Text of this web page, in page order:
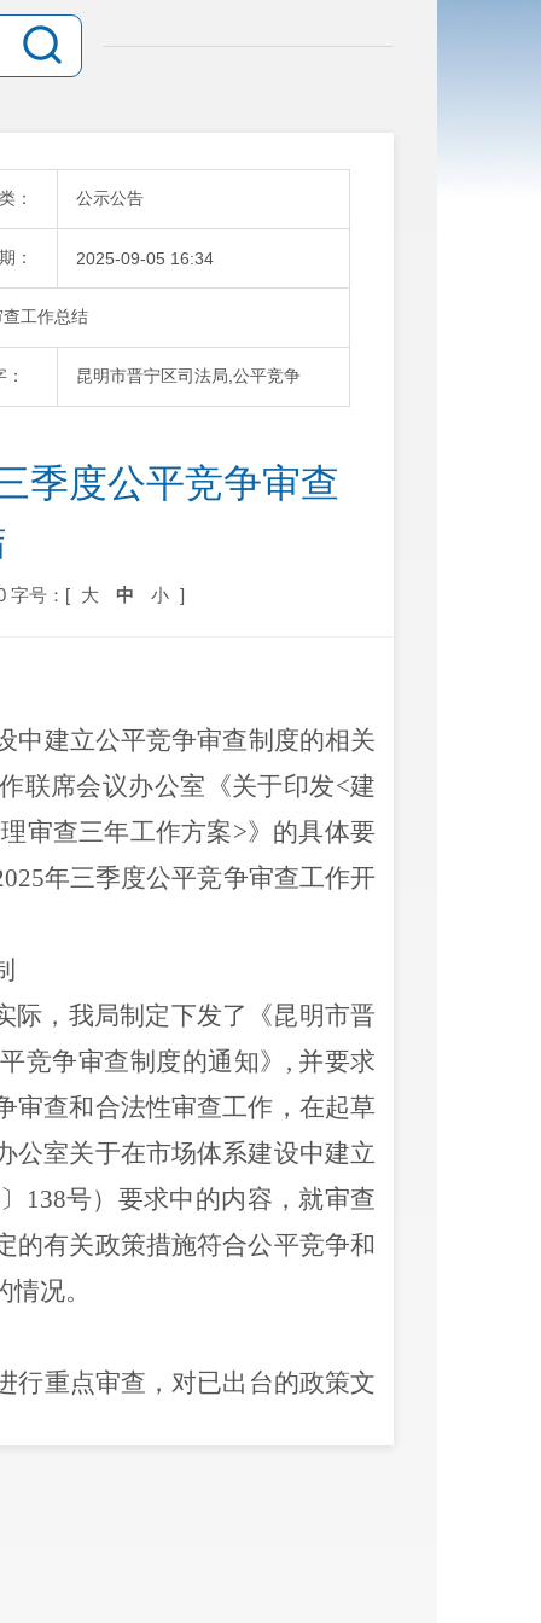
： 公示公告
： 2025-09-05 16:34
工作总结
昆明市晋宁区司法局,公平竞争
季度公平竞争审查
字号：[ 大 中 小 ]
中建立公平竞争审查制度的相关
联席会议办公室《关于印发<建
审查三年工作方案>》的具体要
年三季度公平竞争审查工作开
际，我局制定下发了《昆明市晋
竞争审查制度的通知》 , 并要求
审查和合法性审查工作，在起草
公室关于在市场体系建设中建立
138号）要求中的内容，就审查
的有关政策措施符合公平竞争和
况。
行重点审查，对已出台的政策文